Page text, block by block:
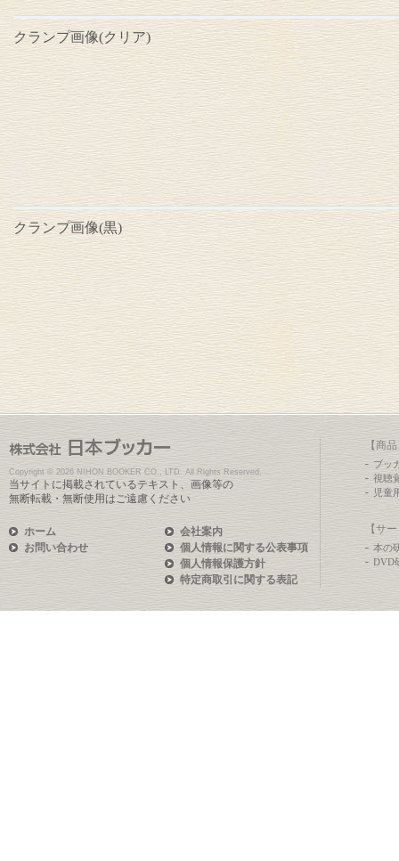
クランプ画像(クリア)
クランプ画像(黒)
Copyright © 2026 NIHON BOOKER CO., LTD. All Rights Reserved.
当サイトに掲載されているテキスト、画像等の
無断転載・無断使用はご遠慮ください
ホーム
お問い合わせ
会社案内
個人情報に関する公表事項
個人情報保護方針
特定商取引に関する表記
【商
ブッ
視聴
児童
【サ
本の
DVD